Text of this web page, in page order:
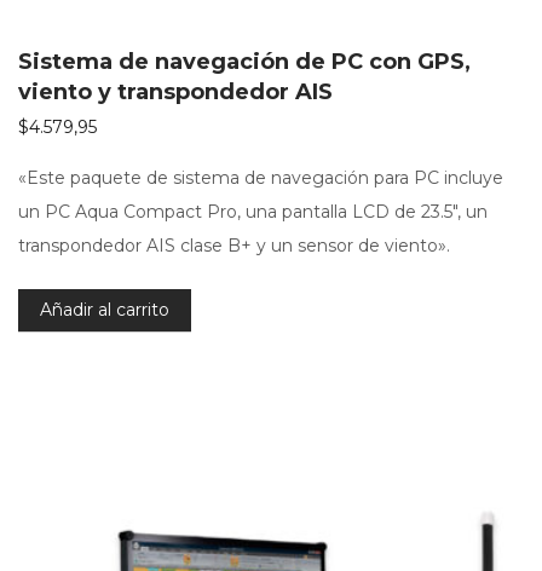
Sistema de navegación de PC con GPS,
viento y transpondedor AIS
$4.579,95
«Este paquete de sistema de navegación para PC incluye
un PC Aqua Compact Pro, una pantalla LCD de 23.5″, un
transpondedor AIS clase B+ y un sensor de viento».
Añadir al carrito